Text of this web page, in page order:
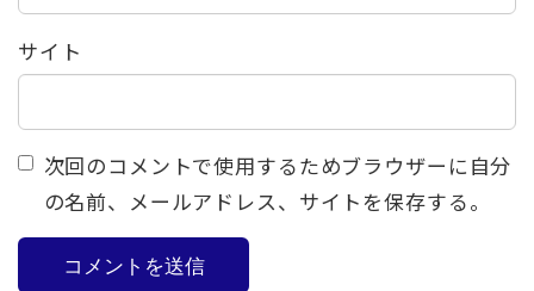
サイト
次回のコメントで使用するためブラウザーに自分
の名前、メールアドレス、サイトを保存する。